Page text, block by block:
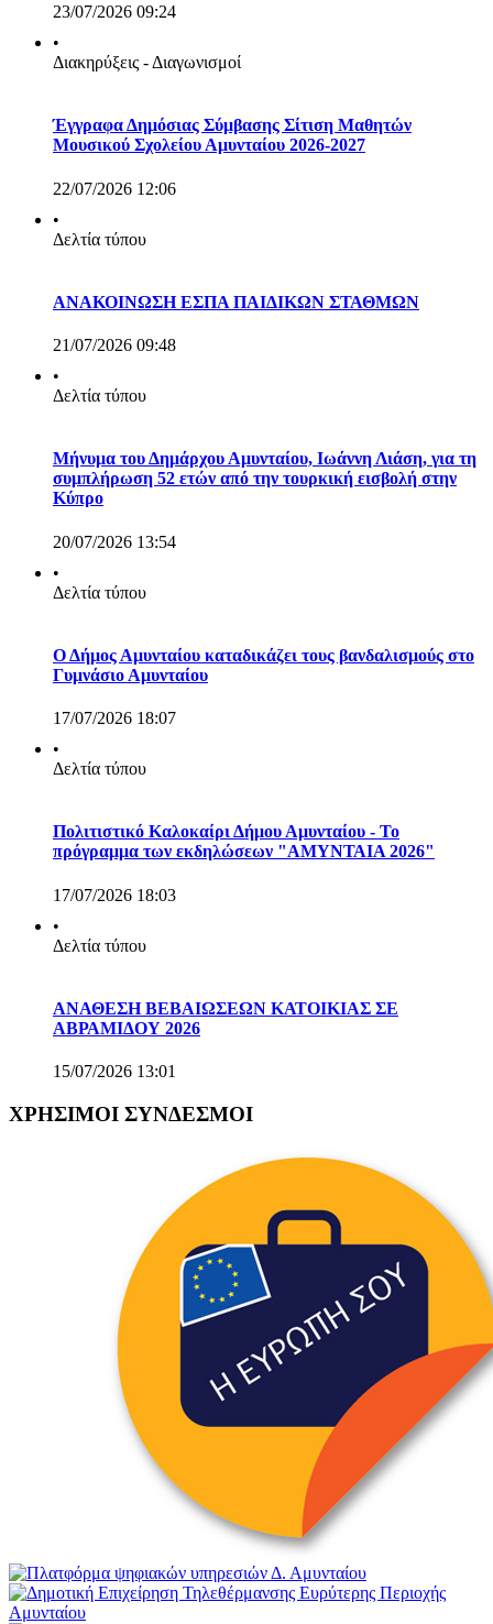
23/07/2026 09:24
•
Διακηρύξεις - Διαγωνισμοί
Έγγραφα Δημόσιας Σύμβασης Σίτιση Μαθητών
Μουσικού Σχολείου Αμυνταίου 2026-2027
22/07/2026 12:06
•
Δελτία τύπου
ΑΝΑΚΟΙΝΩΣΗ ΕΣΠΑ ΠΑΙΔΙΚΩΝ ΣΤΑΘΜΩΝ
21/07/2026 09:48
•
Δελτία τύπου
Μήνυμα του Δημάρχου Αμυνταίου, Ιωάννη Λιάση, για τη
συμπλήρωση 52 ετών από την τουρκική εισβολή στην
Κύπρο
20/07/2026 13:54
•
Δελτία τύπου
Ο Δήμος Αμυνταίου καταδικάζει τους βανδαλισμούς στο
Γυμνάσιο Αμυνταίου
17/07/2026 18:07
•
Δελτία τύπου
Πολιτιστικό Καλοκαίρι Δήμου Αμυνταίου - Το
πρόγραμμα των εκδηλώσεων "ΑΜΥΝΤΑΙΑ 2026"
17/07/2026 18:03
•
Δελτία τύπου
ΑΝΑΘΕΣΗ ΒΕΒΑΙΩΣΕΩΝ ΚΑΤΟΙΚΙΑΣ ΣΕ
ΑΒΡΑΜΙΔΟΥ 2026
15/07/2026 13:01
ΧΡΗΣΙΜΟΙ ΣΥΝΔΕΣΜΟΙ